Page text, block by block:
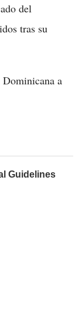
del
tras su
a
Guidelines